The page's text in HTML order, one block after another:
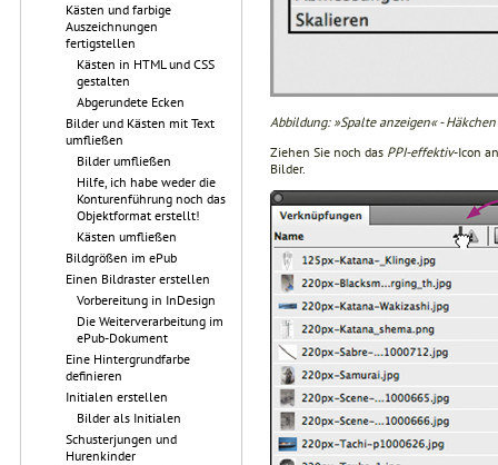
Kästen und farbige
Auszeichnungen
fertigstellen
Kästen in HTML und CSS
gestalten
Abgerundete Ecken
Bilder und Kästen mit Text
umfließen
Bilder umfließen
Hilfe, ich habe weder die
Konturenführung noch das
Objektformat erstellt!
Kästen umfließen
Bildgrößen im ePub
Einen Bildraster erstellen
Vorbereitung in InDesign
Die Weiterverarbeitung im
ePub-Dokument
Eine Hintergrundfarbe
definieren
Initialen erstellen
Bilder als Initialen
Schusterjungen und
Hurenkinder
Abbildung: »Spalte anzeigen« -
Ziehen Sie noch das PPI-effektiv-Icon
Bilder.